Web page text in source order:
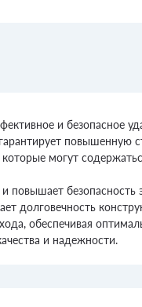
и безопасное
повышенную
могут
повышает
долговечность
обеспечивая
и надежности.